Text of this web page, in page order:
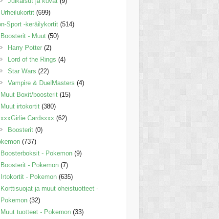
Urheilukortit (699)
Sport -keräilykortit (514)
Boosterit - Muut (50)
Harry Potter (2)
Lord of the Rings (4)
Star Wars (22)
Vampire & DuelMasters (4)
Muut Boxit/boosterit (15)
Muut irtokortit (380)
xxxGirlie Cardsxxx (62)
Boosterit (0)
(737)
Boosterboksit - Pokemon (9)
Boosterit - Pokemon (7)
Irtokortit - Pokemon (635)
Korttisuojat ja muut oheistuotteet -
Pokemon (32)
Muut tuotteet - Pokemon (33)